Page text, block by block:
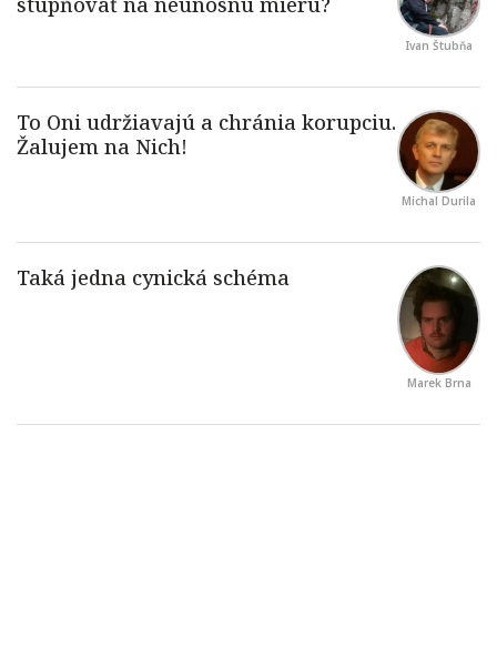
Ivan Štubňa
Michal Durila
Marek Brna